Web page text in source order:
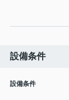
設備条件
設備条件